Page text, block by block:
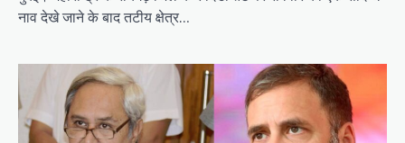
नाव देखे जाने के बाद तटीय क्षेत्र…